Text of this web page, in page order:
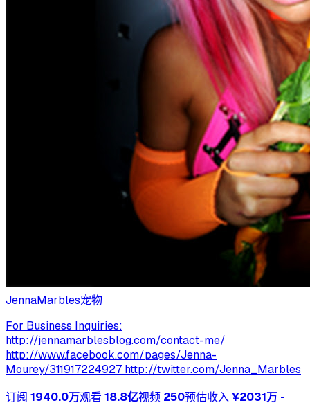
JennaMarbles宠物
For Business Inquiries:
http://jennamarblesblog.com/contact-me/
http://www.facebook.com/pages/Jenna-
Mourey/311917224927 http://twitter.com/Jenna_Marbles
订阅 1940.0万观看 18.8亿视频 250预估收入¥2031万 -